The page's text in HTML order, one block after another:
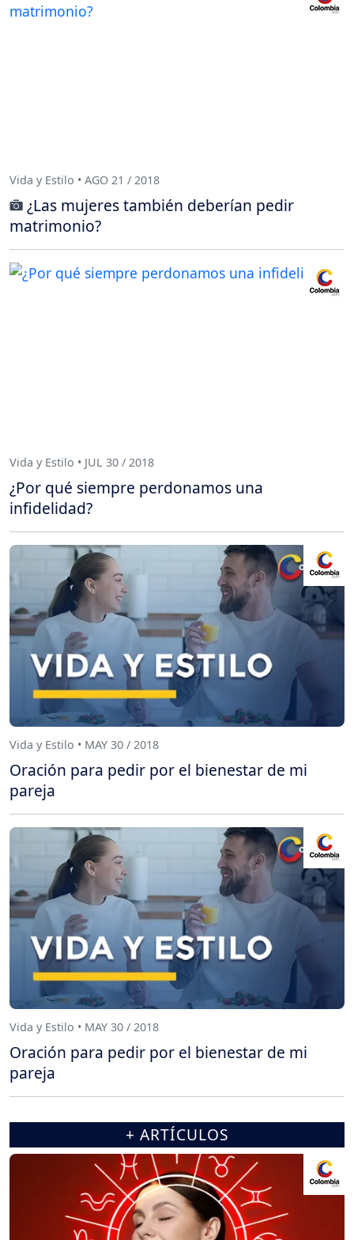
Vida y Estilo • AGO 21 / 2018
¿Las mujeres también deberían pedir
matrimonio?
Vida y Estilo • JUL 30 / 2018
¿Por qué siempre perdonamos una
infidelidad?
Vida y Estilo • MAY 30 / 2018
Oración para pedir por el bienestar de mi
pareja
Vida y Estilo • MAY 30 / 2018
Oración para pedir por el bienestar de mi
pareja
+ ARTÍCULOS